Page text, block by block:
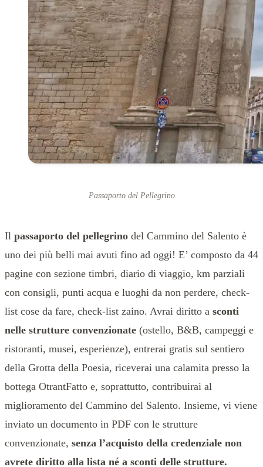
Passaporto del Pellegrino
Il passaporto del pellegrino del Cammino del Salento è
uno dei più belli mai avuti fino ad oggi! E’ composto da 44
pagine con sezione timbri, diario di viaggio, km parziali
con consigli, punti acqua e luoghi da non perdere, check-
list cose da fare, check-list zaino. Avrai diritto a sconti
nelle strutture convenzionate (ostello, B&B, campeggi e
ristoranti, musei, esperienze), entrerai gratis sul sentiero
della Grotta della Poesia, riceverai una calamita presso la
bottega OtrantFatto e, soprattutto, contribuirai al
miglioramento del Cammino del Salento. Insieme, vi viene
inviato un documento in PDF con le strutture
convenzionate, senza l’acquisto della credenziale non
avrete diritto alla lista né a sconti delle strutture.